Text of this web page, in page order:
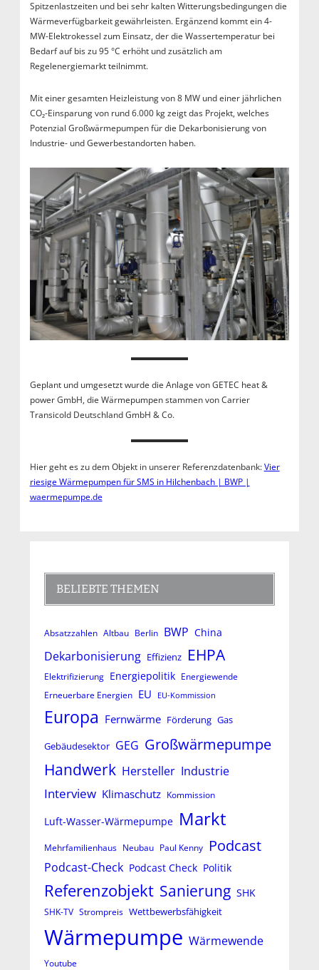
Spitzenlastzeiten und bei sehr kalten Witterungsbedingungen die
Wärmeverfügbarkeit gewährleisten. Ergänzend kommt ein 4-
MW-Elektrokessel zum Einsatz, der die Wassertemperatur bei
Bedarf auf bis zu 95 °C erhöht und zusätzlich am
Regelenergiemarkt teilnimmt.
Mit einer gesamten Heizleistung von 8 MW und einer jährlichen
CO₂-Einsparung von rund 6.000 kg zeigt das Projekt, welches
Potenzial Großwärmepumpen für die Dekarbonisierung von
Industrie- und Gewerbestandorten haben.
Geplant und umgesetzt wurde die Anlage von GETEC heat &
power GmbH, die Wärmepumpen stammen von Carrier
Transicold Deutschland GmbH & Co.
Hier geht es zu dem Objekt in unserer Referenzdatenbank:Vier
riesige Wärmepumpen für SMS in Hilchenbach | BWP |
waermepumpe.de
BELIEBTE THEMEN
Absatzzahlen Altbau Berlin BWP China
Dekarbonisierung Effizienz EHPA
Elektrifizierung Energiepolitik Energiewende
Erneuerbare Energien EU EU-Kommission
Europa Fernwärme Förderung Gas
Gebäudesektor GEG Großwärmepumpe
Handwerk Hersteller Industrie
Interview Klimaschutz Kommission
Luft-Wasser-Wärmepumpe Markt
Mehrfamilienhaus Neubau Paul Kenny Podcast
Podcast-Check Podcast Check Politik
Referenzobjekt Sanierung SHK
SHK-TV Strompreis Wettbewerbsfähigkeit
Wärmepumpe Wärmewende
Youtube